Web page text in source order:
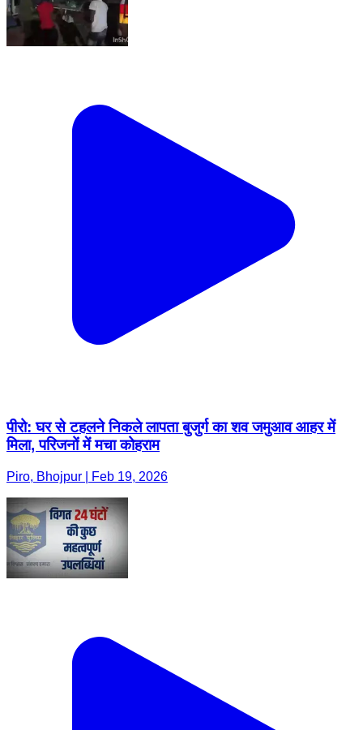
पीरो: घर से टहलने निकले लापता बुजुर्ग का शव जमुआव आहर में
मिला, परिजनों में मचा कोहराम
Piro, Bhojpur | Feb 19, 2026